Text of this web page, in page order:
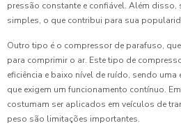
pressão constante e confiável. Além disso,
simples, o que contribui para sua
Outro tipo é o compressor de parafuso,
para comprimir o ar. Este tipo de
eficiência e baixo nível de ruído, sendo
que exigem um funcionamento contínuo.
costumam ser aplicados em veículos de
peso são limitações importantes.